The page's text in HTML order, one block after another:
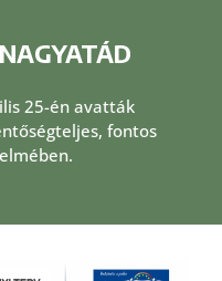
25-én avatták
fontos